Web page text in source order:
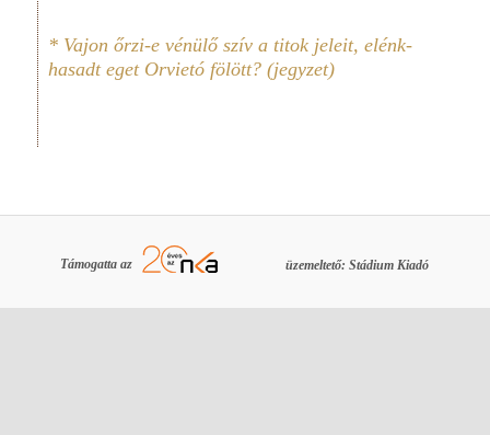
* Vajon őrzi-e vénülő szív a titok jeleit, elénk-
hasadt eget Orvietó fölött? (jegyzet)
Támogatta az üzemeltető: Stádium Kiadó